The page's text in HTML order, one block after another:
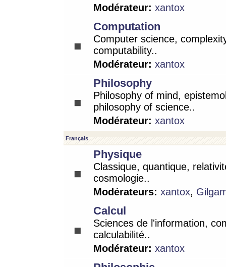
Modérateur: xantox
Computation
Computer science,
computability..
Modérateur: xantox
Philosophy
Philosophy of mind,
philosophy of science..
Modérateur: xantox
Français
Physique
Classique, quantique,
cosmologie..
Modérateurs: xantox,
Calcul
Sciences de l'information,
calculabilité..
Modérateur: xantox